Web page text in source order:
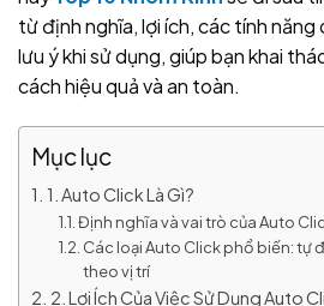
từ định nghĩa, lợi ích, các tính
lưu ý khi sử dụng, giúp bạn khai
cách hiệu quả và an toàn.
Mục lục
1. Auto Click Là Gì?
Định nghĩa và vai trò của Auto
Các loại Auto Click phổ biến: tự
theo vị trí
2. Lợi Ích Của Việc Sử Dụng Auto